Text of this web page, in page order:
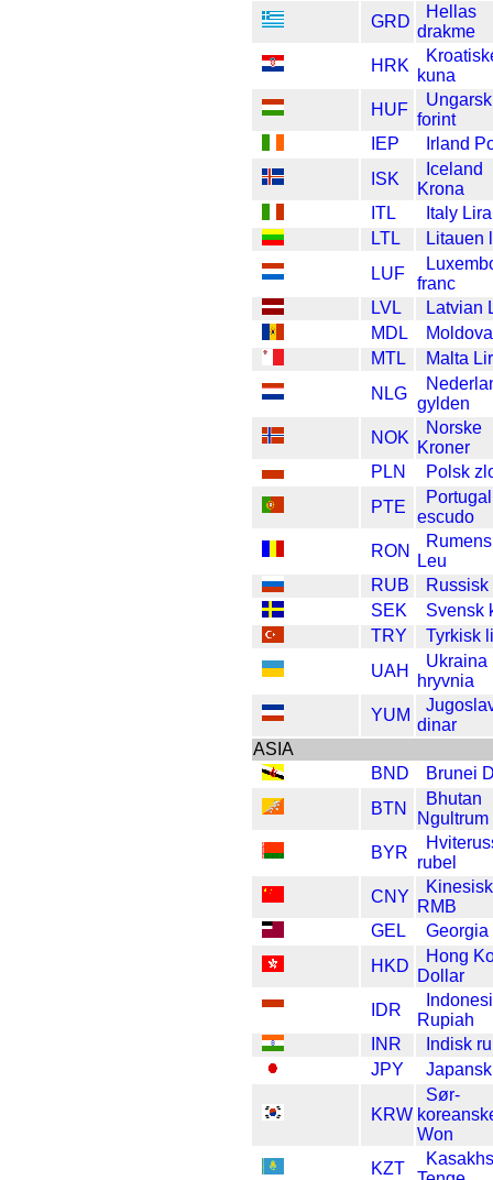
GRD
Hellas
drakme
HRK
kuna
HUF
Ungarsk
forint
IEP
Irland
ISK
Iceland
Krona
ITL
Italy Lira
LTL
Litauen
LUF
franc
LVL
Latvian
MDL
MTL
Malta
NLG
gylden
NOK
Norske
Kroner
PLN
Polsk
PTE
Portugal
escudo
RON
Leu
RUB
Russisk
SEK
Svensk
TRY
Tyrkisk
UAH
Ukraina
hryvnia
YUM
dinar
ASIA
BND
Brunei
BTN
Bhutan
Ngultrum
BYR
rubel
CNY
Kinesisk
RMB
GEL
Georgia
HKD
Hong
Dollar
IDR
Rupiah
INR
Indisk
JPY
KRW
Sør-
Won
KZT